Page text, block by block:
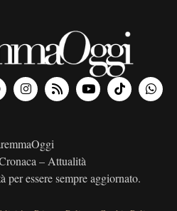
– Attualità
per essere sempre aggiornato.